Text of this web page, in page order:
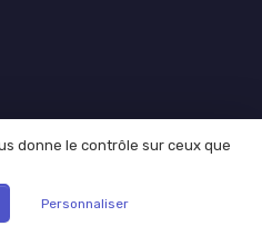
donne le contrôle sur ceux que
Personnaliser